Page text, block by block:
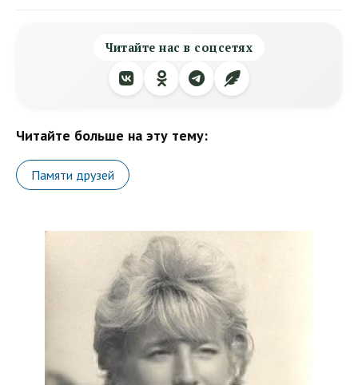
Читайте нас в соцсетях
Читайте больше на эту тему:
Памяти друзей